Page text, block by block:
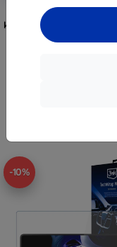
3mk TechWrap Matte
kijelző matt védőfólia
GT-Line 2022-25-
12 990 Ft
-10%